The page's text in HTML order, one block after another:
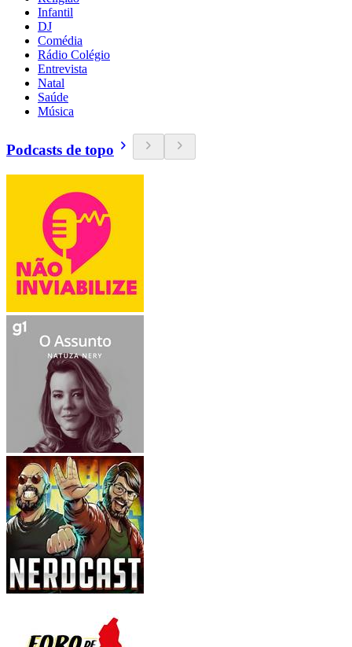
Infantil
DJ
Comédia
Rádio Colégio
Entrevista
Natal
Saúde
Música
Podcasts de topo